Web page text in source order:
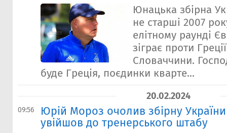
Юнацька збірна
не старші 2007
елітному раунді
зіграє проти
Словаччини.
буде Греція, поєдинки кварте...
20.02.2024
09:56
Юрій Мороз очолив збірну України
увійшов до тренерського штабу